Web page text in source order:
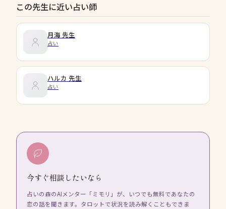
この先生に近い占い師
月海 先生
占い
ハルカ 先生
占い
今すぐ相談したいなら
占いの森のAIメンター「ミモリ」が、いつでも無料であなたの
恋の話を聞きます。タロットで状況を読み解くこともできま